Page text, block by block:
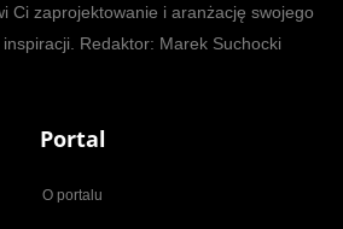
Ci zaprojektowanie i aranżację swojego
inspiracji. Redaktor: Marek Suchocki
Portal
O portalu